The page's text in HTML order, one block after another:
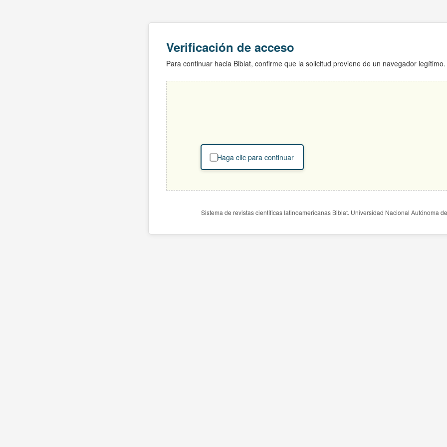
Verificación de acceso
Para continuar hacia Biblat, confirme que la solicitud proviene de un navegador legítimo.
Haga clic para continuar
Sistema de revistas científicas latinoamericanas Biblat. Universidad Nacional Autónoma